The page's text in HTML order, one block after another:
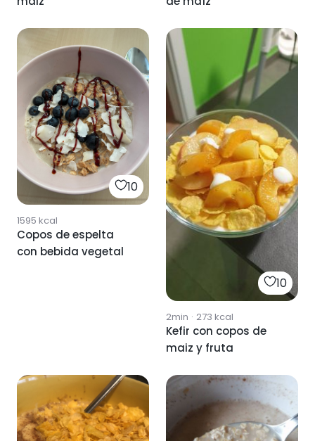
10
1595 kcal
Copos de espelta
con bebida vegetal
10
2min · 273 kcal
Kefir con copos de
maiz y fruta